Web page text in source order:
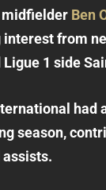
Ben
from
1 side
had
season,
assists.